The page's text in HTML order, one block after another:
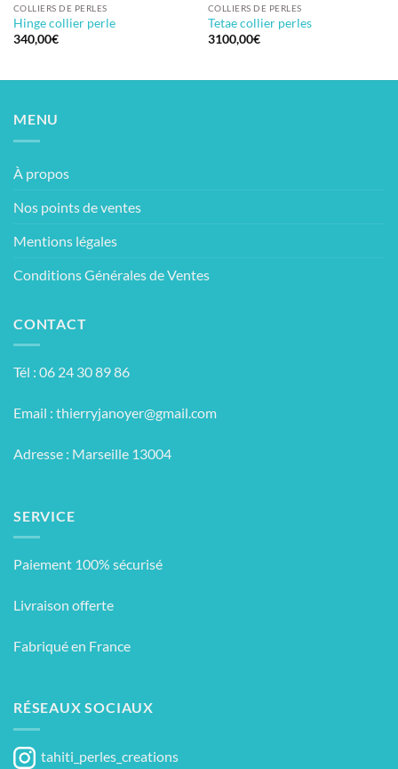
COLLIERS DE PERLES
Hinge collier perle
340,00€
COLLIERS DE PERLES
Tetae collier perles
3100,00€
MENU
À propos
Nos points de ventes
Mentions légales
Conditions Générales de Ventes
CONTACT
Tél : 06 24 30 89 86
Email : thierryjanoyer@gmail.com
Adresse : Marseille 13004
SERVICE
Paiement 100% sécurisé
Livraison offerte
Fabriqué en France
RÉSEAUX SOCIAUX
tahiti_perles_creations